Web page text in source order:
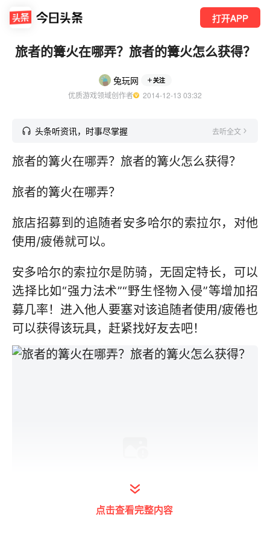
打开APP
旅者的篝火在哪弄？旅者的篝火怎么获得？
兔玩网 关注
优质游戏领域创作者
  2014-12-13 03:32
头条听资讯，时事尽掌握 去听全文
旅者的篝火在哪弄？旅者的篝火怎么获得？
旅者的篝火在哪弄？
旅店招募到的追随者安多哈尔的索拉尔，对他
使用/疲倦就可以。
安多哈尔的索拉尔是防骑，无固定特长，可以
选择比如“强力法术”“野生怪物入侵”等增加招
募几率！进入他人要塞对该追随者使用/疲倦也
可以获得该玩具，赶紧找好友去吧！
点击查看完整内容